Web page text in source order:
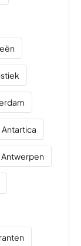
Antartica
Antwerpen